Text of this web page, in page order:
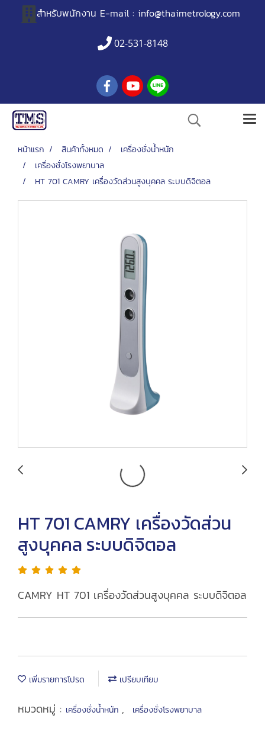
สำหรับพนักงาน E-mail : info@thaimetrology.com
02-531-8148
หน้าแรก สินค้าทั้งหมด
เครื่องชั่งน้ำหนัก
เครื่องชั่งโรงพยาบาล
HT 701 CAMRY เครื่องวัดส่วนสูงบุคคล ระบบดิจิตอล
HT 701 CAMRY เครื่องวัดส่วน
สูงบุคคล ระบบดิจิตอล
CAMRY HT 701 เครื่องวัดส่วนสูงบุคคล ระบบดิจิตอล
เพิ่มรายการโปรด เปรียบเทียบ
หมวดหมู่ : เครื่องชั่งน้ำหนัก , เครื่องชั่งโรงพยาบาล